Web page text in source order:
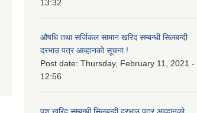
13:32
औषधि तथा सर्जिकल सामान खरिद सम्बन्धी सिलबन्दी
दरभाउ पत्र आव्हानको सूचना !
Post date: Thursday, February 11, 2021 -
12:56